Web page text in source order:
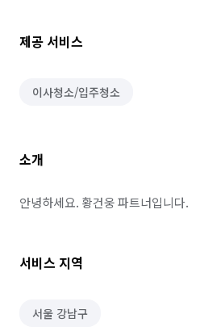
제공 서비스
이사청소/입주청소
소개
안녕하세요. 황건웅 파트너입니다.
서비스 지역
서울 강남구